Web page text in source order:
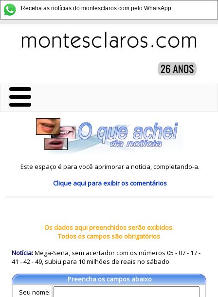
Receba as notícias do montesclaros.com pelo WhatsApp
Este espaço é para você aprimorar a notícia, completando-a.
Clique aquipara exibir os comentários
Os dados aqui preenchidos serão exibidos.
Todos os campos são obrigatórios
Notícia:Mega-Sena, sem acertador com os números 05 - 07 - 17 -
41 - 42 - 49, subiu para 10 milhões de reais no sábado
Preencha os campos abaixo
Seu nome: